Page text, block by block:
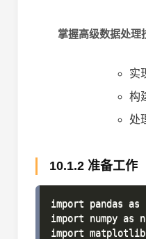
掌握高级数据处理
实
构
处
10.1.2 准备工作
import pandas as
import numpy as
import